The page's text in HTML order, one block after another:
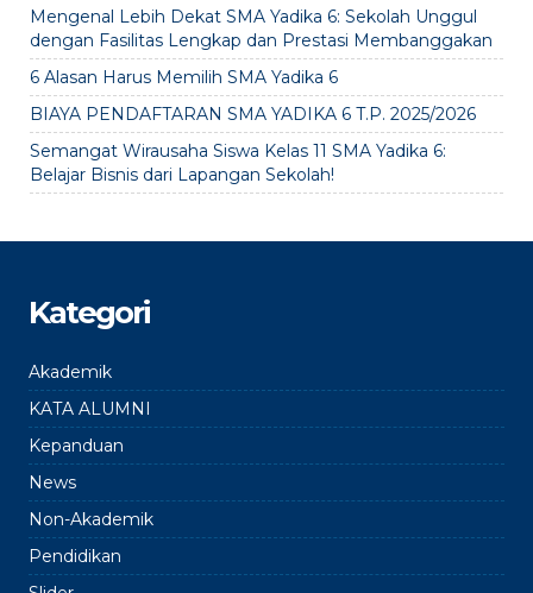
Mengenal Lebih Dekat SMA Yadika 6: Sekolah Unggul
dengan Fasilitas Lengkap dan Prestasi Membanggakan
6 Alasan Harus Memilih SMA Yadika 6
BIAYA PENDAFTARAN SMA YADIKA 6 T.P. 2025/2026
Semangat Wirausaha Siswa Kelas 11 SMA Yadika 6:
Belajar Bisnis dari Lapangan Sekolah!
Kategori
Akademik
KATA ALUMNI
Kepanduan
News
Non-Akademik
Pendidikan